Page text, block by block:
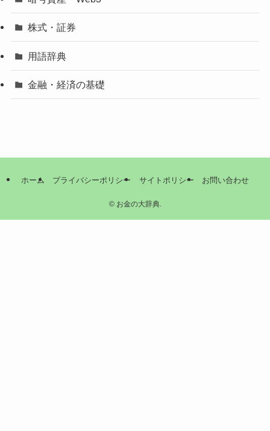
株式・証券
用語辞典
金融・経済の基礎
ホーム プライバシーポリシー サイトポリシー お問い合わせ
©お金の大辞典.